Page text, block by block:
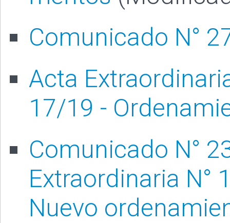
Comunicado N°
Acta
17/19 -
Comunicado N°
Extraordinaria N°
Nuevo